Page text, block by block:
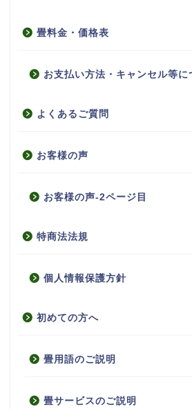
畳料金・価格表
お支払い方法・キャンセル等に
よくあるご質問
お客様の声
お客様の声-2ページ目
特商法法規
個人情報保護方針
初めての方へ
畳用語のご説明
畳サービスのご説明